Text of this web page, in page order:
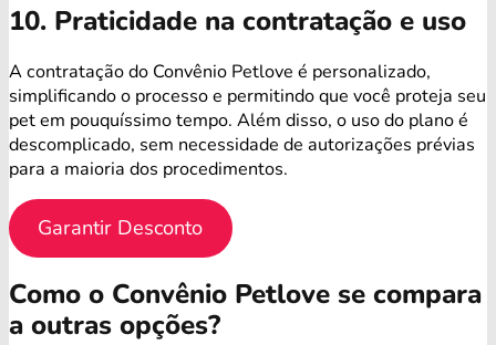
10. Praticidade na contratação e uso
A contratação do Convênio Petlove é personalizado,
simplificando o processo e permitindo que você proteja seu
pet em pouquíssimo tempo. Além disso, o uso do plano é
descomplicado, sem necessidade de autorizações prévias
para a maioria dos procedimentos.
Garantir Desconto
Como o Convênio Petlove se compara
a outras opções?